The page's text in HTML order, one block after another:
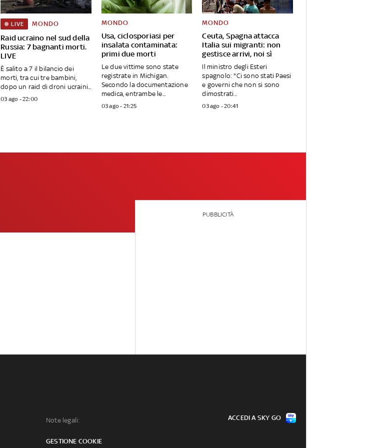
Raid ucraino nel sud della
Russia: 7 bagnanti morti.
LIVE
LIVE MONDO
È salito a 7 il bilancio dei
morti, tra cui tre bambini,
dopo un raid di droni ucraini...
03 ago - 22:00
Usa, ciclosporiasi per
insalata contaminata:
primi due morti
MONDO
Le due vittime sono state
registrate in Michigan.
Secondo la documentazione
medica, entrambe le...
03 ago - 21:25
Ceuta, Spagna attacca
Italia sui migranti: non
gestisce arrivi, noi sì
MONDO
Il ministro degli Esteri
spagnolo: "Ci sono stati Paesi
e governi che non si sono
dimostrati...
03 ago - 20:41
PUBBLICITÀ
Note legali:
GESTIONE COOKIE
ACCEDI A SKY GO